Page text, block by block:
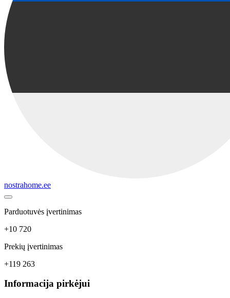
nostrahome.ee
Parduotuvės įvertinimas
+10 720
Prekių įvertinimas
+119 263
Informacija pirkėjui